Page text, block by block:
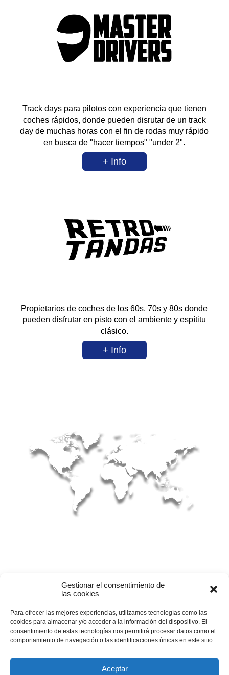
Gestionar el consentimiento de
las cookies
Para ofrecer las mejores experiencias, utilizamos tecnologías como las
cookies para almacenar y/o acceder a la información del dispositivo. El
consentimiento de estas tecnologías nos permitirá procesar datos como el
comportamiento de navegación o las identificaciones únicas en este sitio.
Aceptar
Track days para pilotos con experiencia que tienen
coches rápidos, donde pueden disrutar de un track
day de muchas horas con el fin de rodas muy rápido
en busca de "hacer tiempos" "under 2".
+ Info
Propietarios de coches de los 60s, 70s y 80s donde
pueden disfrutar en pisto con el ambiente y espítitu
clásico.
+ Info
MAPA Y CALENDARIO